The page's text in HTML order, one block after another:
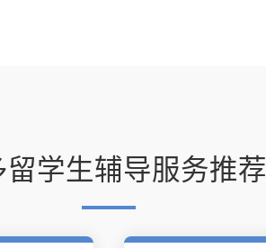
留学生辅导服务推荐